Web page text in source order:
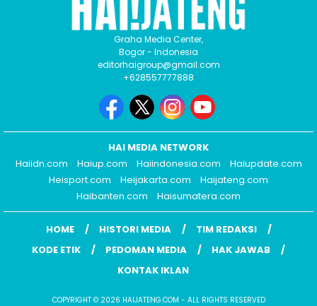
Graha Media Center,
Bogor - Indonesia
editorhaigroup@gmail.com
+628557777888
HAI MEDIA NETWORK
Haiidn.com
Haiup.com Haiindonesia.com
Haiupdate.com
Heisport.com
Heijakarta.com
Haijateng.com
Haibanten.com
Haisumatera.com
HOME HISTORI MEDIA
TIM REDAKSI
KODE ETIK
PEDOMAN MEDIA
HAK JAWAB
KONTAK IKLAN
COPYRIGHT © 2026 HAIJATENG.COM - ALL RIGHTS RESERVED